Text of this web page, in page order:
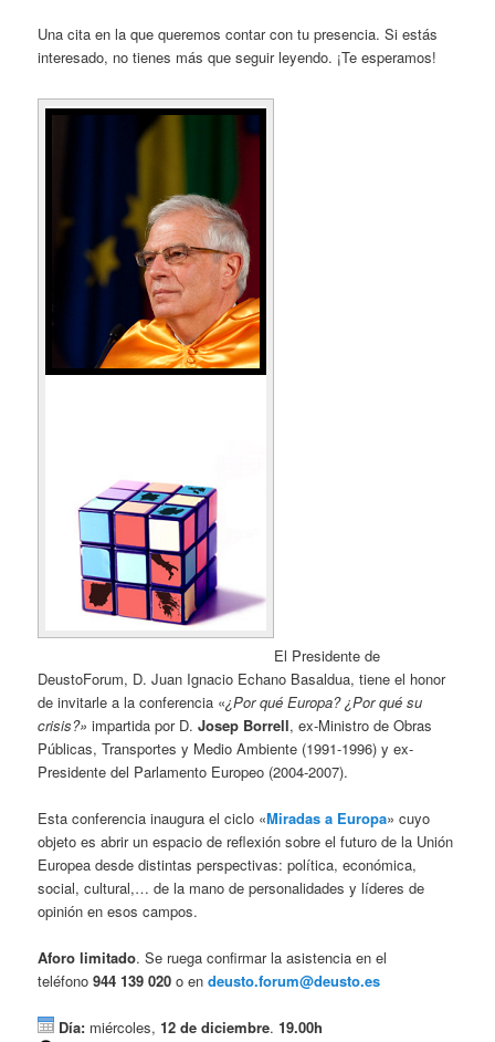
Una cita en la que queremos contar con tu presencia. Si estás
interesado, no tienes más que seguir leyendo. ¡Te esperamos!
El Presidente de
DeustoForum, D. Juan Ignacio Echano Basaldua, tiene el honor
de invitarle a la conferencia «¿Por qué Europa? ¿Por quésu
crisis?»impartida por D.Josep Borrell, ex-Ministro de Obras
Públicas, Transportes y Medio Ambiente (1991-1996) y ex-
Presidente del Parlamento Europeo (2004-2007).
Esta conferencia inaugura el ciclo «Miradas a Europa» cuyo
objeto es abrir un espacio de reflexión sobre el futuro de la Unión
Europea desde distintas perspectivas: política, económica,
social, cultural,… de la mano de personalidades y líderes de
opinión en esos campos.
Aforo limitado. Se ruega confirmar la asistencia en el
teléfono944 139 020o endeusto.forum@deusto.es
Día: miércoles,12 de diciembre.19.00h